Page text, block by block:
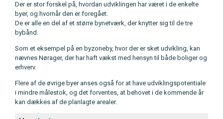
Der er stor forskel på, hvordan udviklingen har været i de enkelte
byer, og hvornår den er foregået.
De er alle en del af et større bynetværk, der knytter sig til de tre
bybånd.
Som et eksempel på en byzoneby, hvor der er sket udvikling, kan
nævnes Nørager, der har haft vækst med hensyn til både boliger og
erhverv.
Flere af de øvrige byer anses også for at have udviklingspotentiale
i mindre målestok, og det forventes, at behovet i de kommende år
kan dækkes af de planlagte arealer.